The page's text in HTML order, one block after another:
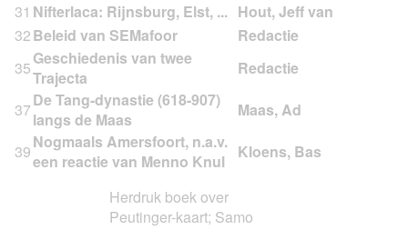
31 Nifterlaca: Rijnsburg, Elst, ...
32Beleid van SEMafoor
35Geschiedenis van twee
Trajecta
37De Tang-dynastie (618-907)
langs de Maas
39Nogmaals Amersfoort, n.a.v.
een reactie van Menno Knul
Herdruk boek over
Peutinger-kaart; Samo